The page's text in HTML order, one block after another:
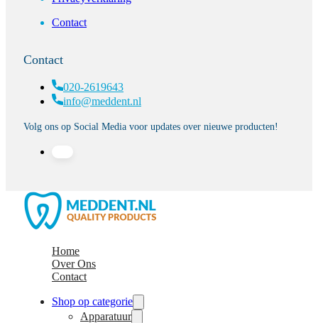
Contact
Contact
020-2619643
info@meddent.nl
Volg ons op Social Media voor updates over nieuwe producten!
Home
Over Ons
Contact
Shop op categorie
Apparatuur